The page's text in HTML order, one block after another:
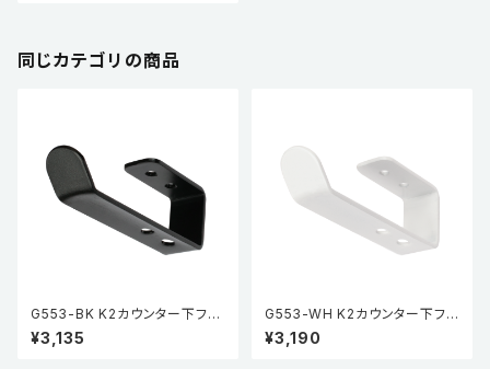
同じカテゴリの商品
G553-BK K2カウンター下フッ
ク
¥3,135
G553-WH K2カウンター下フッ
ク
¥3,190